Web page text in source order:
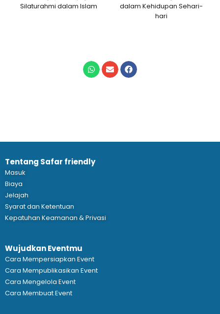
Silaturahmi dalam Islam
dalam Kehidupan Sehari-
hari
Tentang Safar friendly
Masuk
Biaya
Jelajah
Syarat dan Ketentuan
Kepatuhan Keamanan & Privasi
Wujudkan Eventmu
Cara Mempersiapkan Event
Cara Mempublikasikan Event
Cara Mengelola Event
Cara Membuat Event